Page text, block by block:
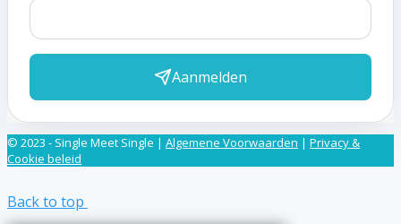
Aanmelden
© 2023 - Single Meet Single | Algemene Voorwaarden | Privacy &
Cookie beleid
Back to top